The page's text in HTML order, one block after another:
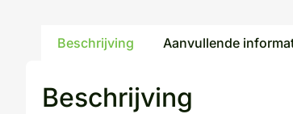
Beschrijving Aanvullende
Beschrijving